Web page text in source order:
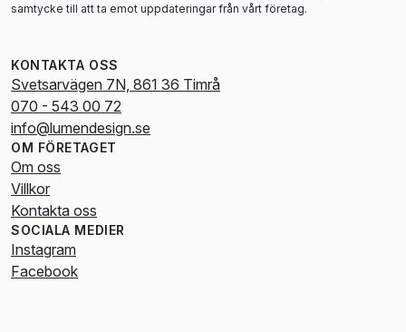
samtycke till att ta emot uppdateringar från vårt företag.
KONTAKTA OSS
Svetsarvägen 7N, 861 36 Timrå
070 - 543 00 72
info@lumendesign.se
OM FÖRETAGET
Om oss
Villkor
Kontakta oss
SOCIALA MEDIER
Instagram
Facebook